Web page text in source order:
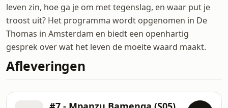
leven zin, hoe ga je om met tegenslag, en waar put je
troost uit? Het programma wordt opgenomen in De
Thomas in Amsterdam en biedt een openhartig
gesprek over wat het leven de moeite waard maakt.
Afleveringen